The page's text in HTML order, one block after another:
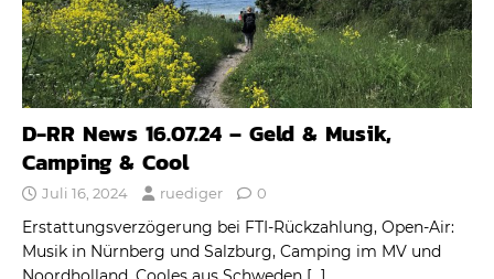
D-RR News 16.07.24 – Geld & Musik,
Camping & Cool
Juli 16, 2024 ruediger 0
Erstattungsverzögerung bei FTI-Rückzahlung, Open-Air:
Musik in Nürnberg und Salzburg, Camping im MV und